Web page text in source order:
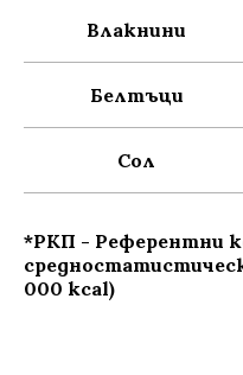
Влакнини
Белтъци
Сол
*РКП - Референтни
000 kcal)